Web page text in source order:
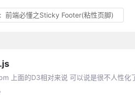
前端必懂之Sticky Footer(粘性页脚)
上面的D3相对来说 可以说是很不人性